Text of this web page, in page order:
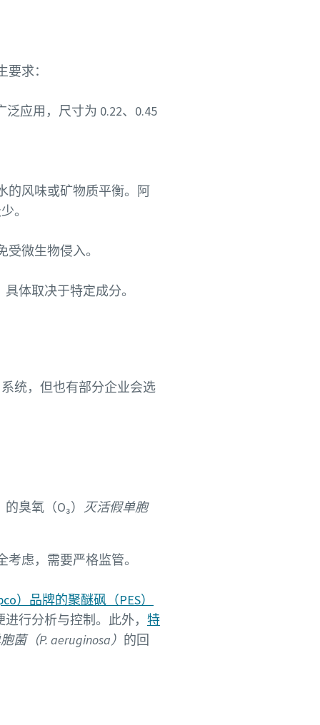
求：
应用，尺寸为 0.22、0.45
的风味或矿物质平衡。阿
。
微生物侵入。
体取决于特定成分。
统，但也有部分企业会选
臭氧（O₃） 灭活假单胞
虑，需要严格监管。
）品牌的聚醚砜（PES）
行分析与控制。此外， 特
菌（P. aeruginosa） 的回